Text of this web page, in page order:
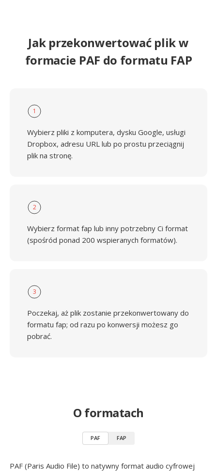
Jak przekonwertować plik w
formacie PAF do formatu FAP
1
Wybierz pliki z komputera, dysku Google, usługi
Dropbox, adresu URL lub po prostu przeciągnij
plik na stronę.
2
Wybierz format fap lub inny potrzebny Ci format
(spośród ponad 200 wspieranych formatów).
3
Poczekaj, aż plik zostanie przekonwertowany do
formatu fap; od razu po konwersji możesz go
pobrać.
O formatach
PAF FAP
PAF (Paris Audio File) to natywny format audio cyfrowej